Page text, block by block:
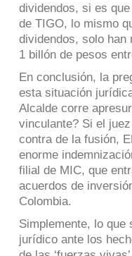
dividendos, si es
de TIGO, lo mismo
dividendos, solo han
1 billón de pesos
En conclusión, la
esta situación
Alcalde corre
vinculante? Si el
contra de la fusión,
enorme
filial de MIC, que
acuerdos de
Colombia.
Simplemente, lo que
jurídico ante los